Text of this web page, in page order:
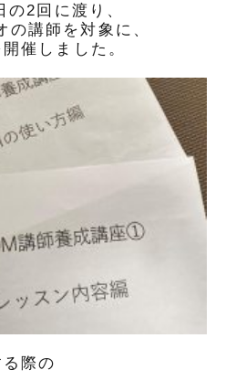
2回に渡り、
の講師を対象に、
催しました。
際の